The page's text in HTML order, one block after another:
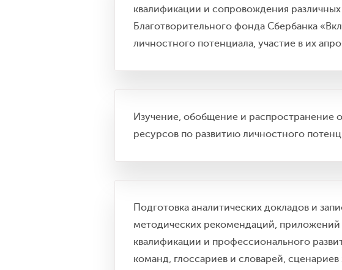
квалификации и сопровождения
Благотворительного фонда Сбербанка
личностного потенциала, участие в их
Изучение, обобщение и распространение
ресурсов по развитию личностного
Подготовка аналитических докладов и
методических рекомендаций,
квалификации и профессионального
команд, глоссариев и словарей,